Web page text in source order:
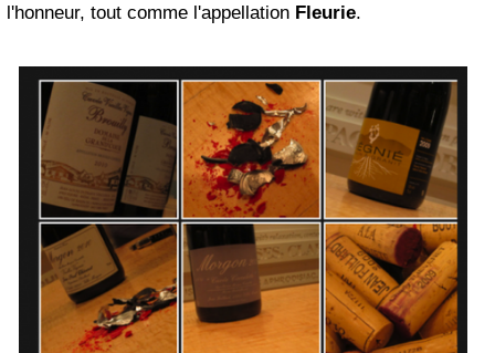
l'honneur, tout comme l'appellation Fleurie.